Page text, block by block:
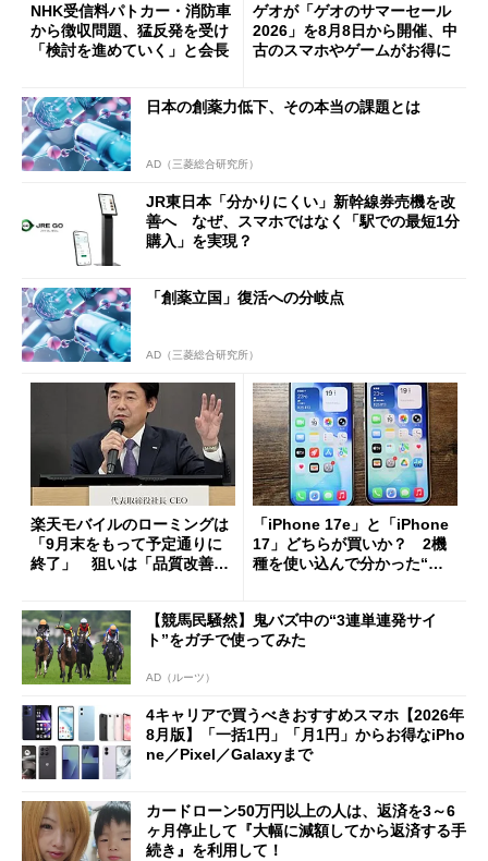
NHK受信料パトカー・消防車
から徴収問題、猛反発を受け
「検討を進めていく」と会長
ゲオが「ゲオのサマーセール
2026」を8月8日から開催、中
古のスマホやゲームがお得に
日本の創薬力低下、その本当の課題とは
AD（三菱総合研究所）
JR東日本「分かりにくい」新幹線券売機を改
善へ なぜ、スマホではなく「駅での最短1分
購入」を実現？
「創薬立国」復活への分岐点
AD（三菱総合研究所）
楽天モバイルのローミングは
「9月末をもって予定通りに
終了」 狙いは「品質改善」
も
「iPhone 17e」と「iPhone
17」どちらが買いか？ 2機
種を使い込んで分かった“ス
【競馬民騒然】鬼バズ中の“3連単連発サイ
ト”をガチで使ってみた
AD（ルーツ）
4キャリアで買うべきおすすめスマホ【2026年
8月版】「一括1円」「月1円」からお得なiPho
ne／Pixel／Galaxyまで
カードローン50万円以上の人は、返済を3～6
ヶ月停止して『大幅に減額してから返済する手
続き』を利用して！